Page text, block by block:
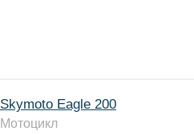
Skymoto Eagle 200
Мотоцикл